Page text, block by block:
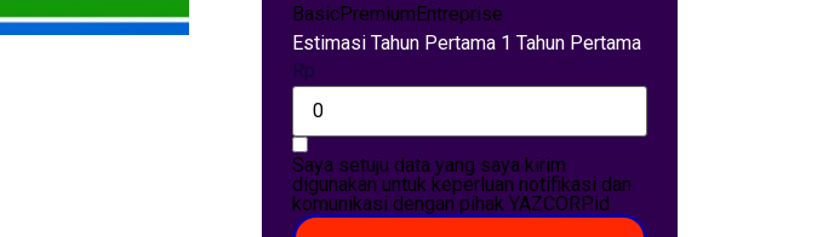
BasicPremiumEntreprise
Estimasi Tahun Pertama 1 Tahun Pertama
Rp
Saya setuju data yang saya kirim
digunakan untuk keperluan notifikasi dan
komunikasi dengan pihak YAZCORP.id